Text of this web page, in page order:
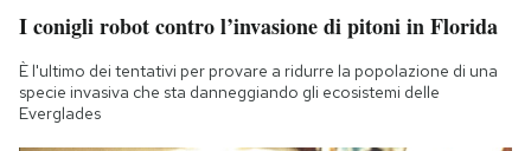
I conigli robot contro l’invasione di pitoni in Florida
È l'ultimo dei tentativi per provare a ridurre la popolazione di una
specie invasiva che sta danneggiando gli ecosistemi delle
Everglades